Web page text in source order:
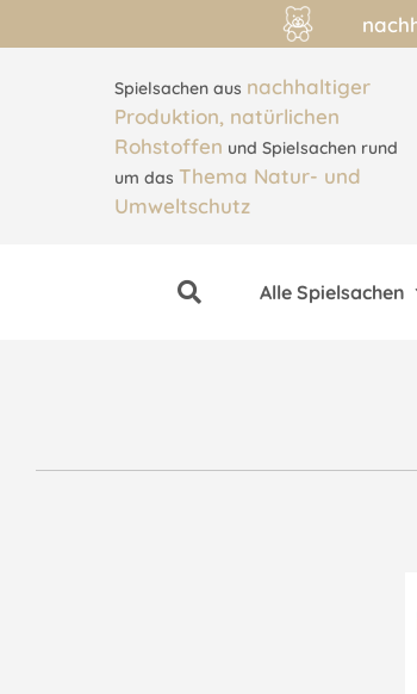
Spielsachen aus nachhaltiger
Produktion, natürlichen
Rohstoffen und Spielsachen rund
um das Thema Natur- und
Umweltschutz
Alle Spielsachen